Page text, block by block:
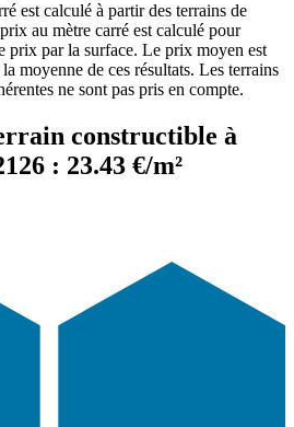
est calculé à partir des terrains de
au mètre carré est calculé pour
prix par la surface. Le prix moyen est
moyenne de ces résultats. Les terrains
ne sont pas pris en compte.
constructible à
: 23.43 €/m²